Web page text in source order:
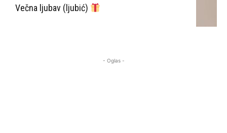
Večna ljubav (ljubić)
- Oglas -